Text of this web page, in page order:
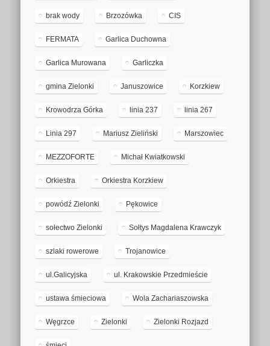
brak wody Brzozówka CIS
FERMATA Garlica Duchowna
Garlica Murowana Garliczka
gmina Zielonki Januszowice Korzkiew
Krowodrza Górka linia 237 linia 267
Linia 297 Mariusz Zieliński Marszowiec
MEZZOFORTE Michał Kwiatkowski
Orkiestra Orkiestra Korzkiew
powódź Zielonki Pękowice
sołectwo Zielonki Sołtys Magdalena Krawczyk
szlaki rowerowe Trojanowice
ul.Galicyjska ul. Krakowskie Przedmieście
ustawa śmieciowa Wola Zachariaszowska
Węgrzce Zielonki Zielonki Rozjazd